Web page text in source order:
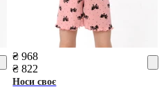
₴ 968
₴ 822
Носи своє